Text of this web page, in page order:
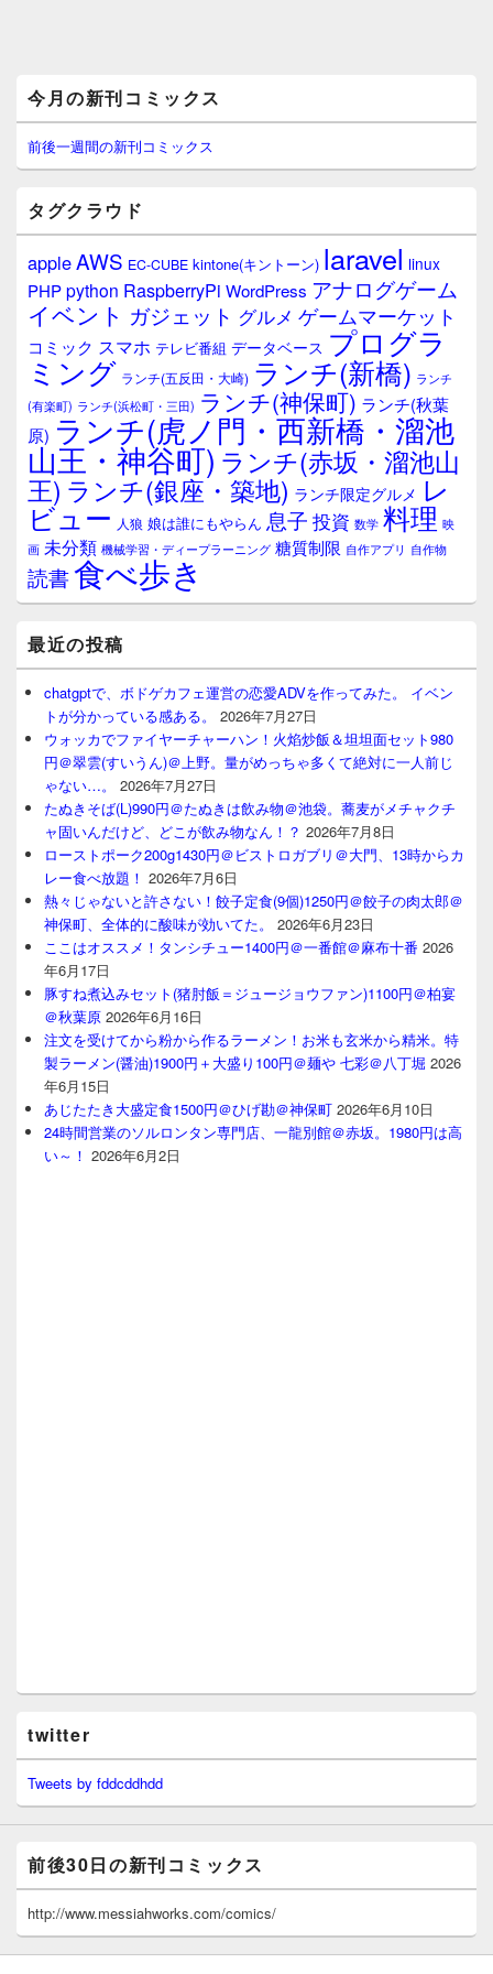
イ
ン
サ
イ
ウ
ィ
ジ
ェ
ア
今月の新刊コミックス
前後一週間の新刊コミックス
タグクラウド
appleAWS EC-CUBE kintone(キントーン) laravel linux
PHPpython RaspberryPi WordPress アナログゲーム
イベント ガジェット グルメ ゲームマーケット
コミック スマホ テレビ番組 データベース プログラ
ミング ランチ(五反田・大崎) ランチ(新橋) ランチ
(有楽町) ランチ(浜松町・三田) ランチ(神保町) ランチ(秋葉
原) ランチ(虎ノ門・西新橋・溜池
山王・神谷町) ランチ(赤坂・溜池山
王) ランチ(銀座・築地) ランチ限定グルメ レ
ビュー 人狼 娘は誰にもやらん 息子 投資 数学 料理 映
画 未分類 機械学習・ディープラーニング 糖質制限 自作アプリ 自作物
読書食べ歩き
最近の投稿
chatgptで、ボドゲカフェ運営の恋愛ADVを作ってみた。 イベン
トが分かっている感ある。
2026年7月27日
ウォッカでファイヤーチャーハン！火焰炒飯＆坦坦面セット980
円＠翠雲(すいうん)＠上野。量がめっちゃ多くて絶対に一人前じ
ゃない…。
2026年7月27日
たぬきそば(L)990円＠たぬきは飲み物＠池袋。蕎麦がメチャクチ
ャ固いんだけど、どこが飲み物なん！？ 2026年7月8日
ローストポーク200g1430円＠ビストロガブリ＠大門、13時からカ
レー食べ放題！ 2026年7月6日
熱々じゃないと許さない！餃子定食(9個)1250円＠餃子の肉太郎＠
神保町、全体的に酸味が効いてた。
2026年6月23日
ここはオススメ！タンシチュー1400円＠一番館＠麻布十番 2026
年6月17日
豚すね煮込みセット(猪肘飯＝ジュージョウファン)1100円＠柏宴
＠秋葉原 2026年6月16日
注文を受けてから粉から作るラーメン！お米も玄米から精米。特
製ラーメン(醤油)1900円＋大盛り100円＠麺や 七彩＠八丁堀 2026
年6月15日
あじたたき大盛定食1500円＠ひげ勘＠神保町 2026年6月10日
24時間営業のソルロンタン専門店、一龍別館＠赤坂。1980円は高
い～！ 2026年6月2日
twitter
Tweets by fddcddhdd
前後30日の新刊コミックス
http://www.messiahworks.com/comics/